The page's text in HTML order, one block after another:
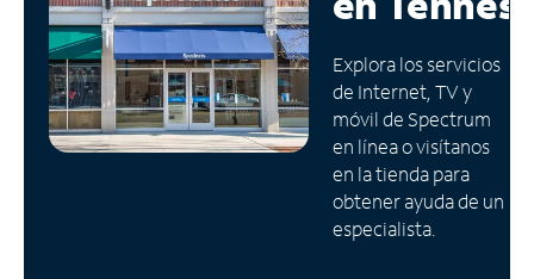
Administrar
cuenta
Encuentra
una
tienda
Explora los servicios
de Internet, TV y
móvil de Spectrum
en línea o visítanos
en la tienda para
obtener ayuda de un
especialista.